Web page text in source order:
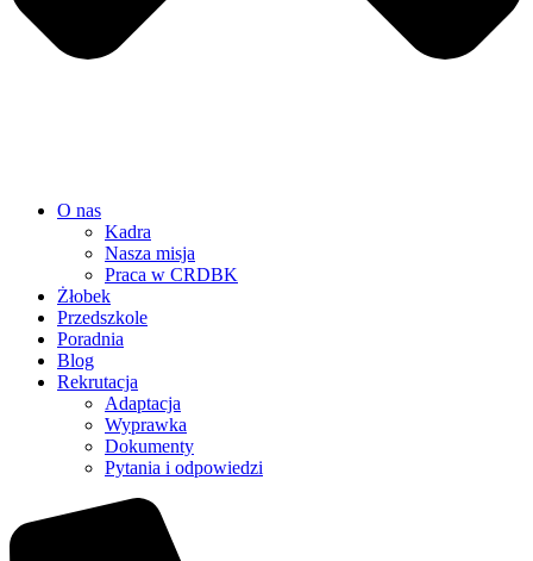
O nas
Kadra
Nasza misja
Praca w CRDBK
Żłobek
Przedszkole
Poradnia
Blog
Rekrutacja
Adaptacja
Wyprawka
Dokumenty
Pytania i odpowiedzi